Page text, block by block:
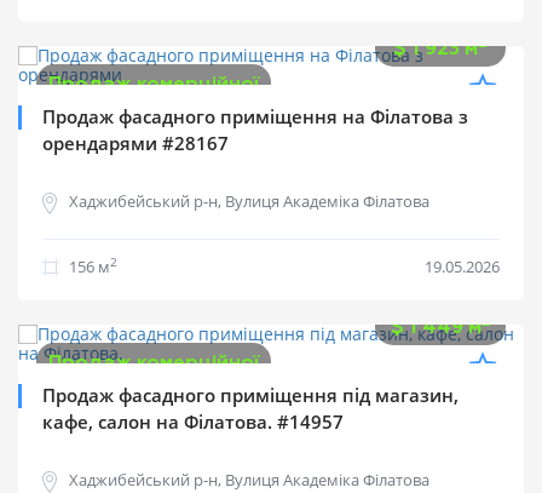
$1 923 м2
Продаж комерційної
Продаж фасадного приміщення на Філатова з
орендарями #28167
Хаджибейський р-н, Вулиця Академіка Філатова
156 м2 19.05.2026
$1 449 м2
Продаж комерційної
Продаж фасадного приміщення під магазин,
кафе, салон на Філатова. #14957
Хаджибейський р-н, Вулиця Академіка Філатова